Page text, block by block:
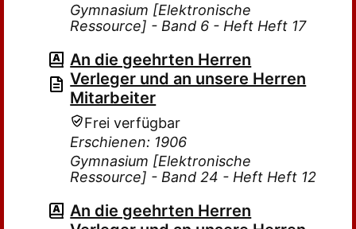
Gymnasium [Elektronische
Ressource] - Band 6 - Heft Heft 17
An die geehrten Herren
Verleger und an unsere Herren
Mitarbeiter
Frei verfügbar
Erschienen: 1906
Gymnasium [Elektronische
Ressource] - Band 24 - Heft Heft 12
An die geehrten Herren